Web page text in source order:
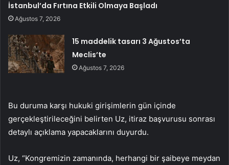
İstanbul’da Fırtına Etkili Olmaya Başladı
Ağustos 7, 2026
15 maddelik tasarı 3 Ağustos’ta
Meclis’te
Ağustos 7, 2026
Bu duruma karşı hukuki girişimlerin gün içinde
gerçekleştirileceğini belirten Uz, itiraz başvurusu sonrası
detaylı açıklama yapacaklarını duyurdu.
Uz, “Kongremizin zamanında, herhangi bir şaibeye meydan